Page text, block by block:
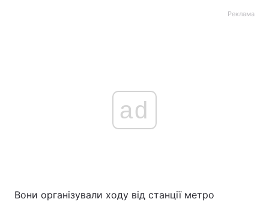
Реклама
ad
Вони організували ходу від станції метро